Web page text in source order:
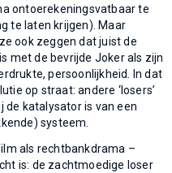
ontoerekeningsvatbaar te
te laten krijgen). Maar
ook zeggen dat juist de
met de bevrijde Joker als zijn
persoonlijkheid. In dat
op straat: andere ‘losers’
de katalysator is van een
systeem.
als rechtbankdrama –
is: de zachtmoedige loser